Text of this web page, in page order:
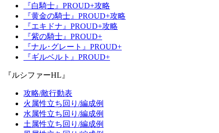
『白騎士』PROUD+攻略
『黄金の騎士』PROUD+攻略
『エキドナ』PROUD+攻略
『紫の騎士』PROUD+
『ナル･グレート』PROUD+
『ギルベルト』PROUD+
『ルシファーHL』
攻略/敵行動表
火属性立ち回り/編成例
水属性立ち回り/編成例
土属性立ち回り/編成例